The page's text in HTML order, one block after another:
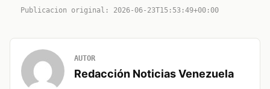
Publicacion original: 2026-06-23T15:53:49+00:00
AUTOR
Redacción Noticias Venezuela